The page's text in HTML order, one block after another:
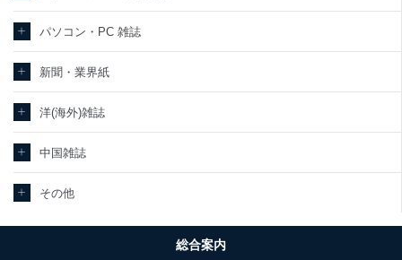
当社にお問合わせいた
だいた方の個人情報
レーター教育など応対品質向上のため
3
ービス利用者
ｅメール等による商品、サービス、キャ
4
情報
採用選考、ご連絡のため
当社の従業者の個人情
購入商品配送のため
提携企業及びお客様がご購入された商品
パソコン・PC 雑誌
新聞・業界紙
洋(海外)雑誌
中国雑誌
その他
総合案内